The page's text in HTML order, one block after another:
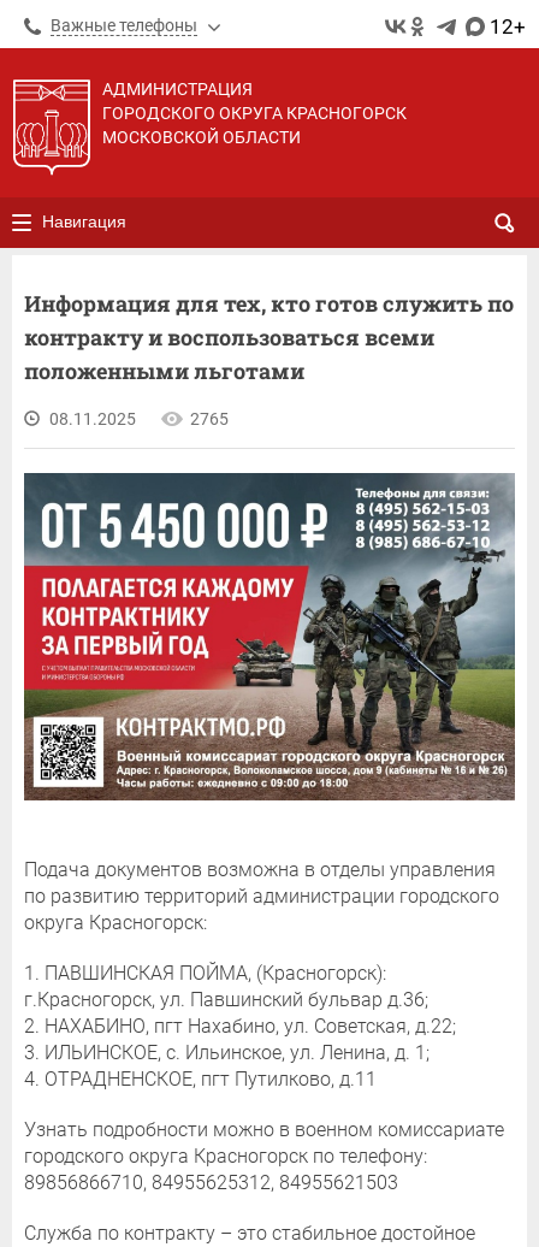
Важные телефоны 12+
АДМИНИСТРАЦИЯ
ГОРОДСКОГО ОКРУГА КРАСНОГОРСК
МОСКОВСКОЙ ОБЛАСТИ
Навигация
Информация для тех, кто готов служить по
контракту и воспользоваться всеми
положенными льготами
08.11.2025 2765
Подача документов возможна в отделы управления
по развитию территорий администрации городского
округа Красногорск:
1. ПАВШИНСКАЯ ПОЙМА, (Красногорск):
г.Красногорск, ул. Павшинский бульвар д.36;
2. НАХАБИНО, пгт Нахабино, ул. Советская, д.22;
3. ИЛЬИНСКОЕ, с. Ильинское, ул. Ленина, д. 1;
4. ОТРАДНЕНСКОЕ, пгт Путилково, д.11
Узнать подробности можно в военном комиссариате
городского округа Красногорск по телефону:
89856866710, 84955625312, 84955621503
Служба по контракту – это стабильное достойное